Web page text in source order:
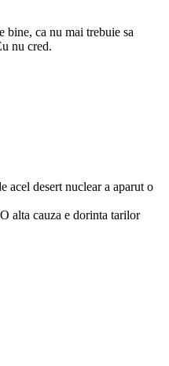
bine, ca nu mai trebuie sa
nu cred.
acel desert nuclear a aparut o
alta cauza e dorinta tarilor